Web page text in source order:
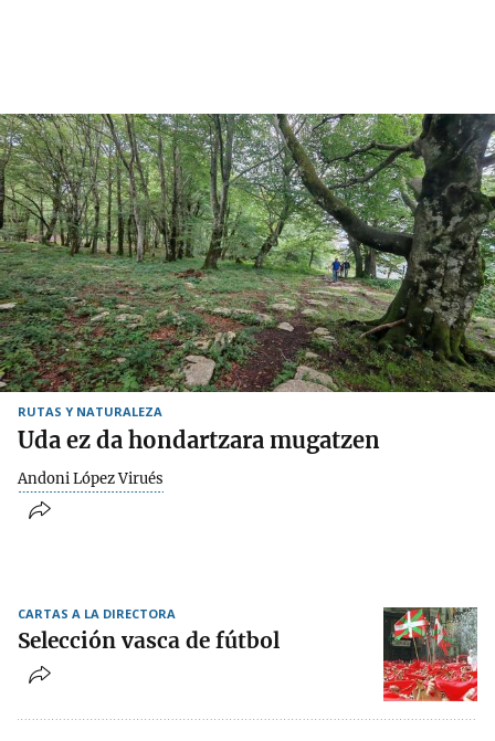
RUTAS Y NATURALEZA
Uda ez da hondartzara mugatzen
Andoni López Virués
CARTAS A LA DIRECTORA
Selección vasca de fútbol